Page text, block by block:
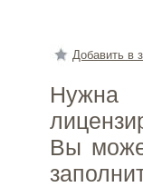
Добавить в
Вы